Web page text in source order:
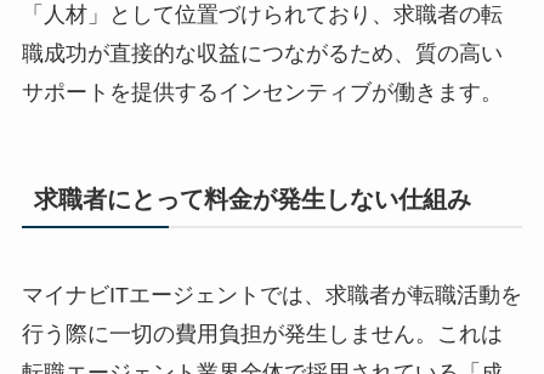
「人材」として位置づけられており、求職者の転
職成功が直接的な収益につながるため、質の高い
サポートを提供するインセンティブが働きます。
求職者にとって料金が発生しない仕組み
マイナビITエージェントでは、 求職者が転職活動を
行う際に一切の費用負担が発生しません。これは